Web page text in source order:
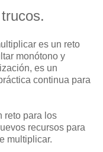
es un reto
monótono y
es un
continua para
reto para los
recursos para
multiplicar.